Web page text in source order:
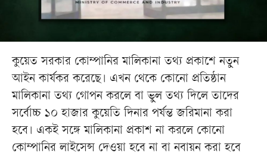
কুয়েত সরকার কোম্পানির মালিকানা তথ্য প্রকাশে নতুন
আইন কার্যকর করেছে। এখন থেকে কোনো প্রতিষ্ঠান
মালিকানা তথ্য গোপন করলে বা ভুল তথ্য দিলে তাদের
সর্বোচ্চ ১০ হাজার কুয়েতি দিনার পর্যন্ত জরিমানা করা
হবে। একই সঙ্গে মালিকানা প্রকাশ না করলে কোনো
কোম্পানির লাইসেন্স দেওয়া হবে না বা নবায়ন করা হবে